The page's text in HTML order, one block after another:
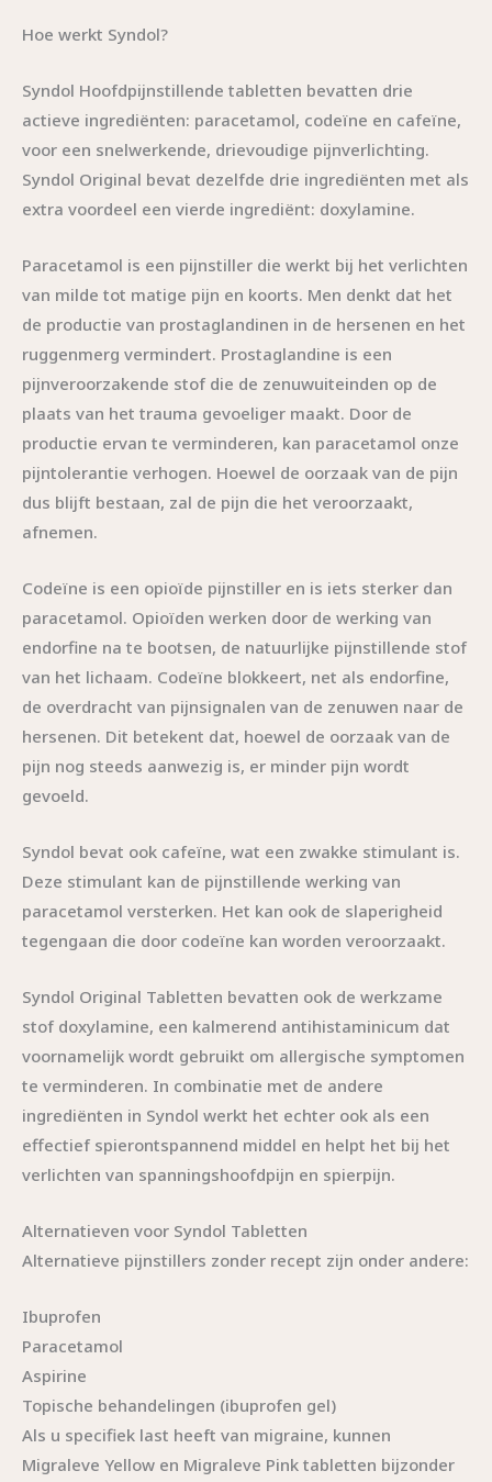
Hoe werkt Syndol?
Syndol Hoofdpijnstillende tabletten bevatten drie
actieve ingrediënten: paracetamol, codeïne en cafeïne,
voor een snelwerkende, drievoudige pijnverlichting.
Syndol Original bevat dezelfde drie ingrediënten met als
extra voordeel een vierde ingrediënt: doxylamine.
Paracetamol is een pijnstiller die werkt bij het verlichten
van milde tot matige pijn en koorts. Men denkt dat het
de productie van prostaglandinen in de hersenen en het
ruggenmerg vermindert. Prostaglandine is een
pijnveroorzakende stof die de zenuwuiteinden op de
plaats van het trauma gevoeliger maakt. Door de
productie ervan te verminderen, kan paracetamol onze
pijntolerantie verhogen. Hoewel de oorzaak van de pijn
dus blijft bestaan, zal de pijn die het veroorzaakt,
afnemen.
Codeïne is een opioïde pijnstiller en is iets sterker dan
paracetamol. Opioïden werken door de werking van
endorfine na te bootsen, de natuurlijke pijnstillende stof
van het lichaam. Codeïne blokkeert, net als endorfine,
de overdracht van pijnsignalen van de zenuwen naar de
hersenen. Dit betekent dat, hoewel de oorzaak van de
pijn nog steeds aanwezig is, er minder pijn wordt
gevoeld.
Syndol bevat ook cafeïne, wat een zwakke stimulant is.
Deze stimulant kan de pijnstillende werking van
paracetamol versterken. Het kan ook de slaperigheid
tegengaan die door codeïne kan worden veroorzaakt.
Syndol Original Tabletten bevatten ook de werkzame
stof doxylamine, een kalmerend antihistaminicum dat
voornamelijk wordt gebruikt om allergische symptomen
te verminderen. In combinatie met de andere
ingrediënten in Syndol werkt het echter ook als een
effectief spierontspannend middel en helpt het bij het
verlichten van spanningshoofdpijn en spierpijn.
Alternatieven voor Syndol Tabletten
Alternatieve pijnstillers zonder recept zijn onder andere:
Ibuprofen
Paracetamol
Aspirine
Topische behandelingen (ibuprofen gel)
Als u specifiek last heeft van migraine, kunnen
Migraleve Yellow en Migraleve Pink tabletten bijzonder